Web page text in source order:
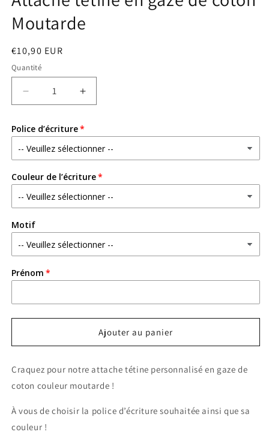
Moutarde
Prix
habituel
€10,90 EUR
Quantité
Réduire
la
de
Attache
tétine
en
gaze
de
coton
Moutarde
Augmenter
la
de
Attache
tétine
gaze
de
coton
Police d’écriture
Couleur de l’écriture
Motif
Prénom
Ajouter au panier
Craquez pour notre attache tétine personnalisé en gaze de
coton couleur moutarde !
À vous de choisir la police d’écriture souhaitée ainsi que sa
couleur !